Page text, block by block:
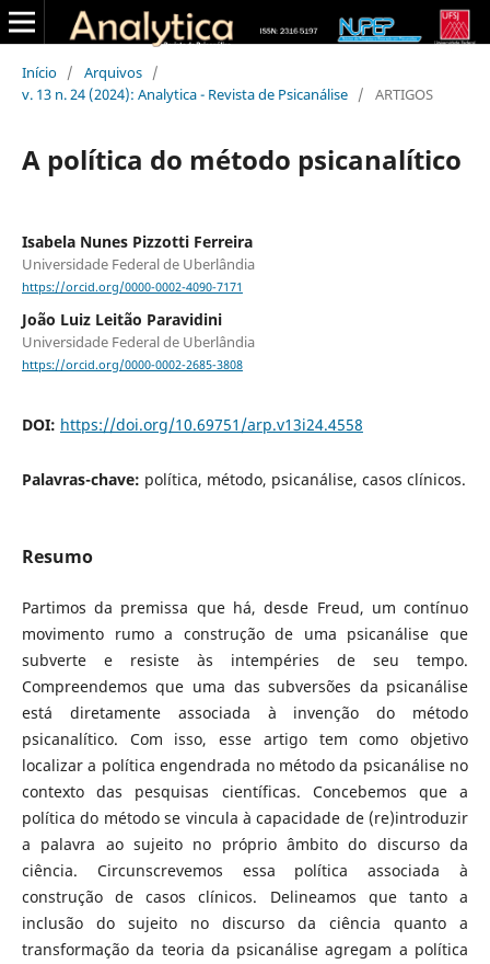
Início / Arquivos /
v. 13 n. 24 (2024): Analytica - Revista de Psicanálise / ARTIGOS
A política do método psicanalítico
Isabela Nunes Pizzotti Ferreira
Universidade Federal de Uberlândia
https://orcid.org/0000-0002-4090-7171
João Luiz Leitão Paravidini
Universidade Federal de Uberlândia
https://orcid.org/0000-0002-2685-3808
DOI: https://doi.org/10.69751/arp.v13i24.4558
Palavras-chave: política, método, psicanálise, casos clínicos.
Resumo
Partimos da premissa que há, desde Freud, um contínuo
movimento rumo a construção de uma psicanálise que
subverte e resiste às intempéries de seu tempo.
Compreendemos que uma das subversões da psicanálise
está diretamente associada à invenção do método
psicanalítico. Com isso, esse artigo tem como objetivo
localizar a política engendrada no método da psicanálise no
contexto das pesquisas científicas. Concebemos que a
política do método se vincula à capacidade de (re)introduzir
a palavra ao sujeito no próprio âmbito do discurso da
ciência. Circunscrevemos essa política associada à
construção de casos clínicos. Delineamos que tanto a
inclusão do sujeito no discurso da ciência quanto a
transformação da teoria da psicanálise agregam a política